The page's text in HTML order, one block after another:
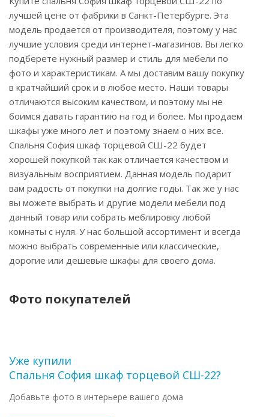
лучшей цене от фабрики в Санкт-Петербурге. Эта
модель продается от производителя, поэтому у нас
лучшие условия среди интернет-магазинов. Вы легко
подберете нужный размер и стиль для мебели по
фото и характеристикам. А мы доставим вашу покупку
в кратчайший срок и в любое место. Наши товары
отличаются высоким качеством, и поэтому мы не
боимся давать гарантию на год и более. Мы продаем
шкафы уже много лет и поэтому знаем о них все.
Спальня София шкаф торцевой СШ-22 будет
хорошей покупкой так как отличается качеством и
визуальным восприятием. Данная модель подарит
вам радость от покупки на долгие годы. Так же у нас
вы можете выбрать и другие модели мебели под
данный товар или собрать меблировку любой
комнаты с нуля. У нас большой ассортимент и всегда
можно выбрать современные или классические,
дорогие или дешевые шкафы для своего дома.
Фото покупателей
Уже купили
Спальня София шкаф торцевой СШ-22?
Добавьте фото в интерьере вашего дома